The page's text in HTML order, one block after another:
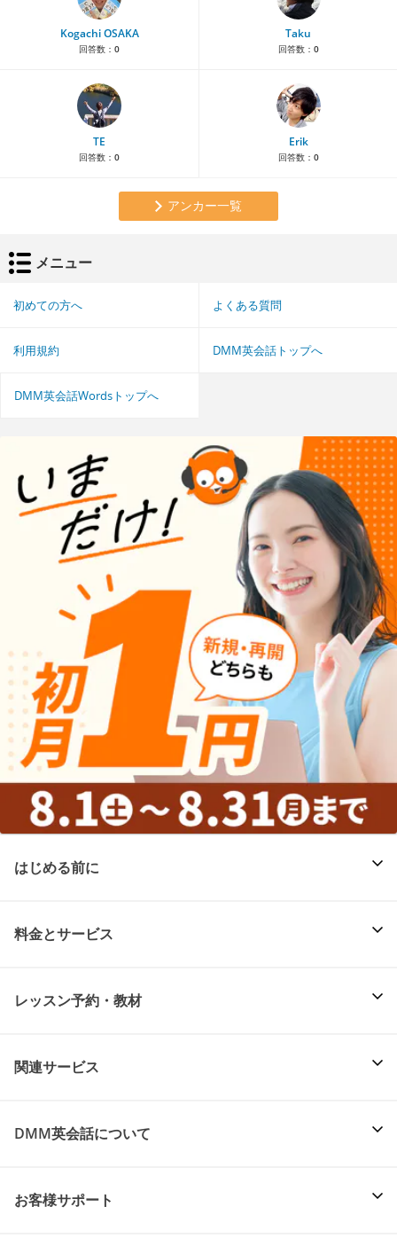
Kogachi OSAKA
回答数： 0
Taku
回答数： 0
TE
回答数： 0
Erik
回答数： 0
アンカー一覧
メニュー
初めての方へ よくある質問
利用規約 DMM英会話トップへ
DMM英会話Wordsトップへ
はじめる前に
料金とサービス
レッスン予約・教材
関連サービス
DMM英会話について
お客様サポート